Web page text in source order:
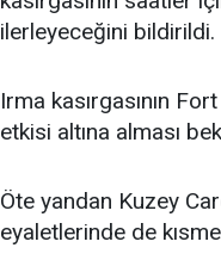
ilerleyeceğini bildirildi.
Irma kasırgasının
etkisi altına alması
Öte yandan Kuzey
eyaletlerinde de